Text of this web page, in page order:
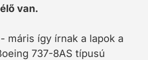
van.
máris így írnak a lapok a
737-8AS típusú